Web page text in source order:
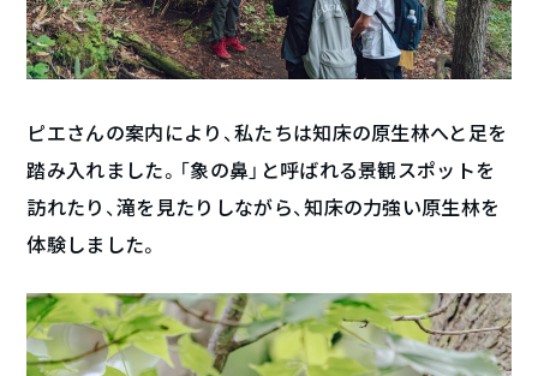
ピエさんの案内により、私たちは知床の原生林へと足を
踏み入れました。「象の鼻」と呼ばれる景観スポットを
訪れたり、滝を見たりしながら、知床の力強い原生林を
体験しました。